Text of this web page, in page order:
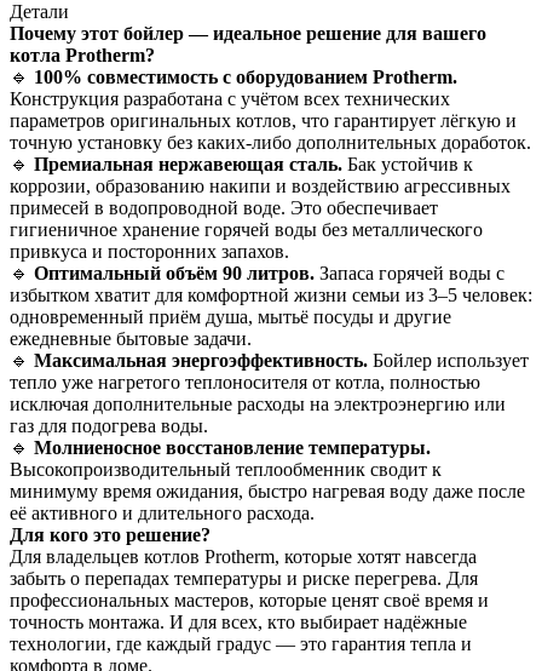
Детали
Почему этот бойлер — идеальное решение для вашего
котла Protherm?
🔹 100% совместимость с оборудованием Protherm.
Конструкция разработана с учётом всех технических
параметров оригинальных котлов, что гарантирует лёгкую и
точную установку без каких-либо дополнительных доработок.
🔹 Премиальная нержавеющая сталь. Бак устойчив к
коррозии, образованию накипи и воздействию агрессивных
примесей в водопроводной воде. Это обеспечивает
гигиеничное хранение горячей воды без металлического
привкуса и посторонних запахов.
🔹 Оптимальный объём 90 литров. Запаса горячей воды с
избытком хватит для комфортной жизни семьи из 3–5 человек:
одновременный приём душа, мытьё посуды и другие
ежедневные бытовые задачи.
🔹 Максимальная энергоэффективность. Бойлер использует
тепло уже нагретого теплоносителя от котла, полностью
исключая дополнительные расходы на электроэнергию или
газ для подогрева воды.
🔹 Молниеносное восстановление температуры.
Высокопроизводительный теплообменник сводит к
минимуму время ожидания, быстро нагревая воду даже после
её активного и длительного расхода.
Для кого это решение?
Для владельцев котлов Protherm, которые хотят навсегда
забыть о перепадах температуры и риске перегрева. Для
профессиональных мастеров, которые ценят своё время и
точность монтажа. И для всех, кто выбирает надёжные
технологии, где каждый градус — это гарантия тепла и
комфорта в доме.